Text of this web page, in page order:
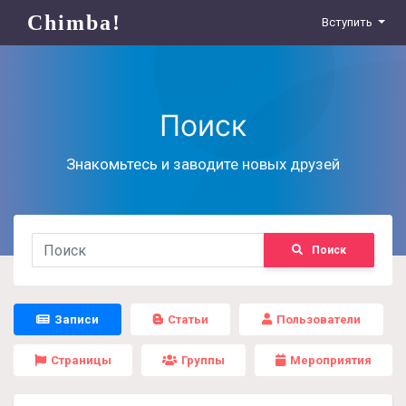
Chimba! Вступить
Поиск
Знакомьтесь и заводите новых друзей
Поиск
Записи Статьи Пользователи
Страницы Группы Мероприятия